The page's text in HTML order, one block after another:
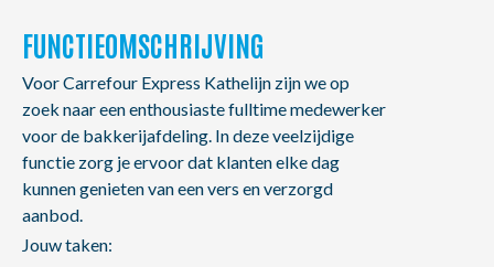
FUNCTIEOMSCHRIJVING
Voor Carrefour Express Kathelijn zijn we op
zoek naar een enthousiaste fulltime medewerker
voor de bakkerijafdeling. In deze veelzijdige
functie zorg je ervoor dat klanten elke dag
kunnen genieten van een vers en verzorgd
aanbod.
Jouw taken: